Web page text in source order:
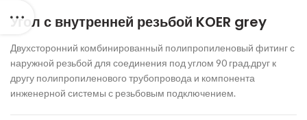
Угол с внутренней резьбой KOER grey
Двухсторонний комбинированный полипропиленовый фитинг с
наружной резьбой для соединения под углом 90 град.друг к
другу полипропиленового трубопровода и компонента
инженерной системы с резьбовым подключением.